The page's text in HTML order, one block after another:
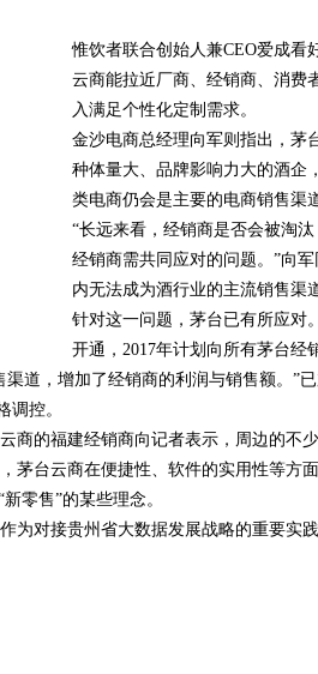
惟饮者联合创始人兼CEO爱成看
云商能拉近厂商、经销商、消费
入满足个性化定制需求。
金沙电商总经理向军则指出，茅
种体量大、品牌影响力大的酒企
类电商仍会是主要的电商销售渠
“长远来看，经销商是否会被淘
经销商需共同应对的问题。”向
内无法成为酒行业的主流销售渠
针对这一问题，茅台已有所应对
开通，2017年计划向所有茅台经
道，增加了经销商的利润与销售额。”
调控。
商的福建经销商向记者表示，周边的不
茅台云商在便捷性、软件的实用性等方
零售”的某些理念。
为对接贵州省大数据发展战略的重要实